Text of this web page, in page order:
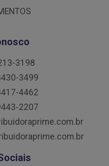
3198
3499
4462
2207